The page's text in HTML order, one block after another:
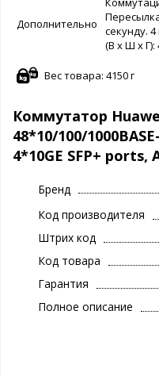
Дополнительно
секунду.
(В x Ш x Г):
Вес товара: 4150 г
Коммутатор
48*10/100/
4*10GE SFP+ ports,
Бренд
Код производителя
Штрих код
Код товара
Гарантия
Полное описание